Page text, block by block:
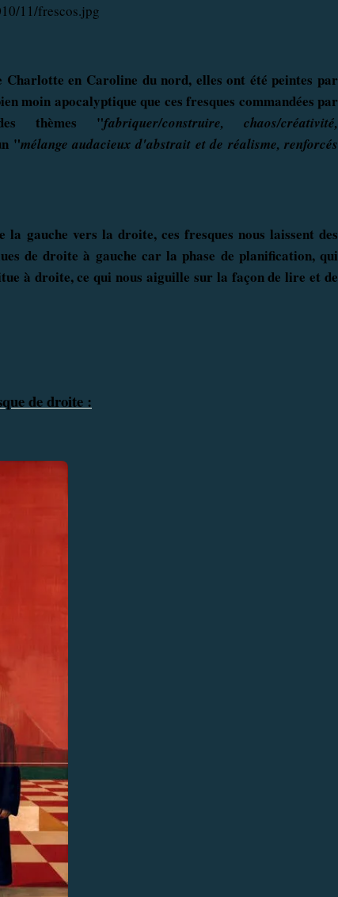
en Caroline du nord, elles ont été peintes par
moin apocalyptique que ces fresques commandées par
thèmes "fabriquer/construire, chaos/créativité,
"mélange audacieuxd'abstrait et de réalisme, renforcés
gauche vers la droite, ces fresques nous laissent des
de droite à gauche car la phase de planification, qui
à droite, ce qui nous aiguille sur la façon de lire et de
de droite :